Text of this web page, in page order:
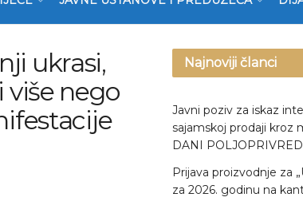
ukrasi,
više nego
Najnoviji članci
Javni poziv za iskaz
sajamskoj prodaji kroz
DANI
Prijava proizvodnje za
za 2026. godinu na